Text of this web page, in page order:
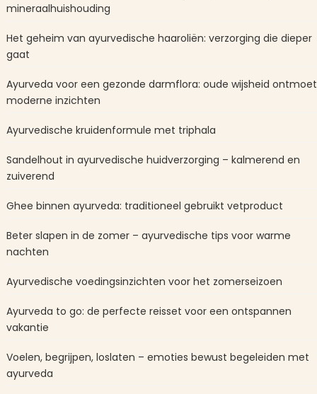
mineraalhuishouding
Het geheim van ayurvedische haaroliën: verzorging die dieper
gaat
Ayurveda voor een gezonde darmflora: oude wijsheid ontmoet
moderne inzichten
Ayurvedische kruidenformule met triphala
Sandelhout in ayurvedische huidverzorging – kalmerend en
zuiverend
Ghee binnen ayurveda: traditioneel gebruikt vetproduct
Beter slapen in de zomer – ayurvedische tips voor warme
nachten
Ayurvedische voedingsinzichten voor het zomerseizoen
Ayurveda to go: de perfecte reisset voor een ontspannen
vakantie
Voelen, begrijpen, loslaten – emoties bewust begeleiden met
ayurveda